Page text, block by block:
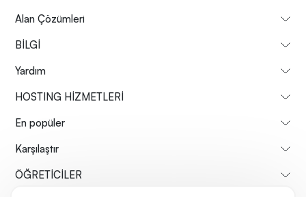
Alan Çözümleri
BİLGİ
Yardım
HOSTING HİZMETLERİ
En popüler
Karşılaştır
ÖĞRETİCİLER